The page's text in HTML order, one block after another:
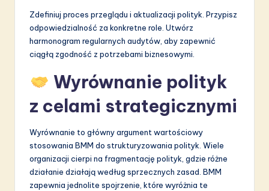
Zdefiniuj proces przeglądu i aktualizacji polityk. Przypisz
odpowiedzialność za konkretne role. Utwórz
harmonogram regularnych audytów, aby zapewnić
ciągłą zgodność z potrzebami biznesowymi.
Wyrównanie polityk
z celami strategicznymi
Wyrównanie to główny argument wartościowy
stosowania BMM do strukturyzowania polityk. Wiele
organizacji cierpi na fragmentację polityk, gdzie różne
działanie działają według sprzecznych zasad. BMM
zapewnia jednolite spojrzenie, które wyróżnia te